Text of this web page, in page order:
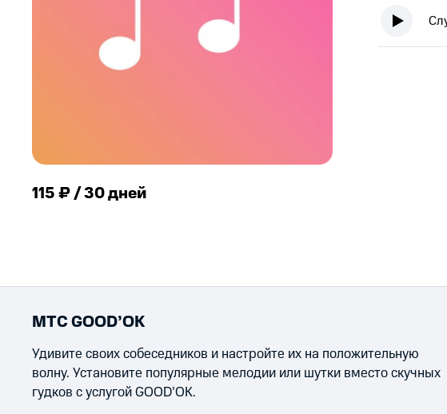
115 ₽ / 30 дней
МТС GOOD’OK
Удивите своих собеседников и настройте их на положительную
волну. Установите популярные мелодии или шутки вместо скучных
гудков с услугой GOOD’OK.